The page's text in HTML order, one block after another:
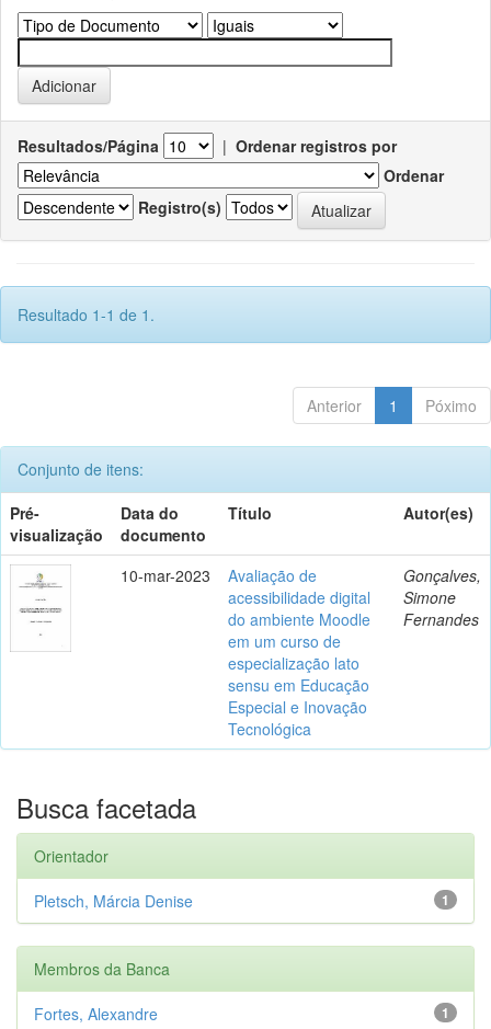
Resultados/Página | Ordenar registros por
Ordenar
Registro(s)
Resultado 1-1 de 1.
Anterior 1 Póximo
Conjunto de itens:
Pré-
visualização
Data do
documento
Título Autor(es)
10-mar-2023
Avaliação de
acessibilidade digital
do ambiente Moodle
em um curso de
especialização lato
sensu em Educação
Especial e Inovação
Tecnológica
Gonçalves,
Simone
Fernandes
Busca facetada
Orientador
1
Pletsch, Márcia Denise
Membros da Banca
1
Fortes, Alexandre